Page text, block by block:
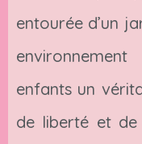
entourée d’un
enfants un
de liberté et de